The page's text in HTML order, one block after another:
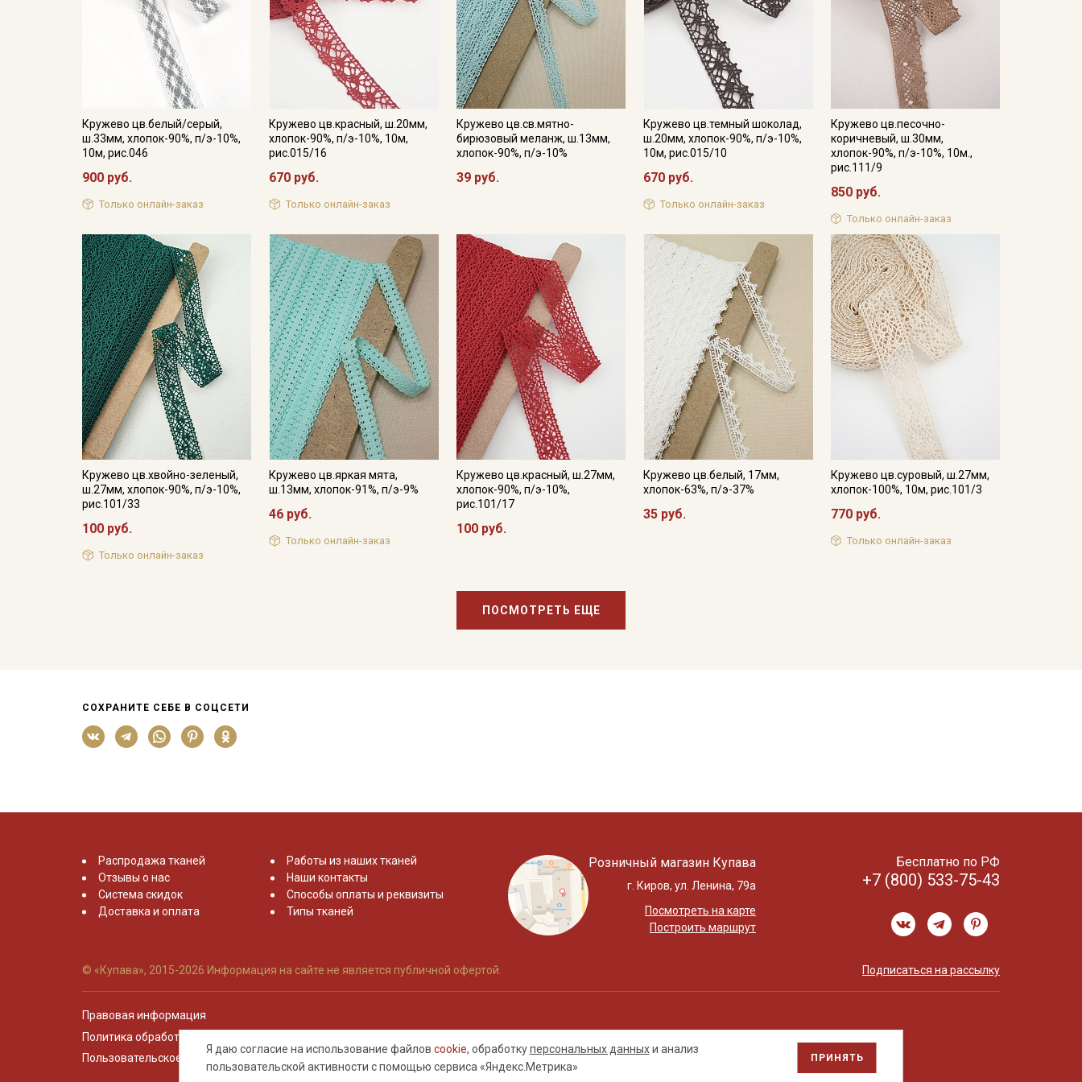
Кружево цв.белый/серый,
ш.33мм, хлопок-90%, п/э-10%,
10м, рис.046
900 руб.
Только онлайн-заказ
Кружево цв.красный, ш.20мм,
хлопок-90%, п/э-10%, 10м,
рис.015/16
670 руб.
Только онлайн-заказ
Кружево цв.св.мятно-
бирюзовый меланж, ш.13мм,
хлопок-90%, п/э-10%
39 руб.
Кружево цв.темный шоколад,
ш.20мм, хлопок-90%, п/э-10%,
10м, рис.015/10
670 руб.
Только онлайн-заказ
Кружево цв.песочно-
коричневый, ш.30мм,
хлопок-90%, п/э-10%, 10м.,
рис.111/9
850 руб.
Только онлайн-заказ
Кружево цв.хвойно-зеленый,
ш.27мм, хлопок-90%, п/э-10%,
рис.101/33
100 руб.
Только онлайн-заказ
Кружево цв.яркая мята,
ш.13мм, хлопок-91%, п/э-9%
46 руб.
Только онлайн-заказ
Кружево цв.красный, ш.27мм,
хлопок-90%, п/э-10%,
рис.101/17
100 руб.
Кружево цв.белый, 17мм,
хлопок-63%, п/э-37%
35 руб.
Кружево цв.суровый, ш.27мм,
хлопок-100%, 10м, рис.101/3
770 руб.
Только онлайн-заказ
ПОСМОТРЕТЬ ЕЩЕ
СОХРАНИТЕ СЕБЕ В СОЦСЕТИ
Я даю согласие на использование файлов cookie, обработкуперсональных данныхи анализ
пользовательской активности с помощью сервиса «Яндекс.Метрика»
ПРИНЯТЬ
Распродажа тканей
Отзывы о нас
Система скидок
Доставка и оплата
Работы из наших тканей
Наши контакты
Способы оплаты и реквизиты
Типы тканей
Розничный магазин Купава
г. Киров, ул. Ленина, 79а
Посмотреть на карте
Построить маршрут
Бесплатно по РФ
+7 (800) 533-75-43
© «Купава», 2015-2026 Информация на сайте не является публичной офертой. Подписаться на рассылку
Правовая информация
Политика обработки персональных данных
Пользовательское соглашение
Подписаться
данных
и даюСогласие на обработку персональных
данных
информационных рассылок